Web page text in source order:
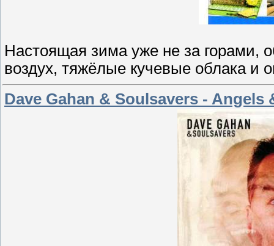
Настоящая зима уже не за горами,
воздух, тяжёлые кучевые облака и
Dave Gahan & Soulsavers - Angels